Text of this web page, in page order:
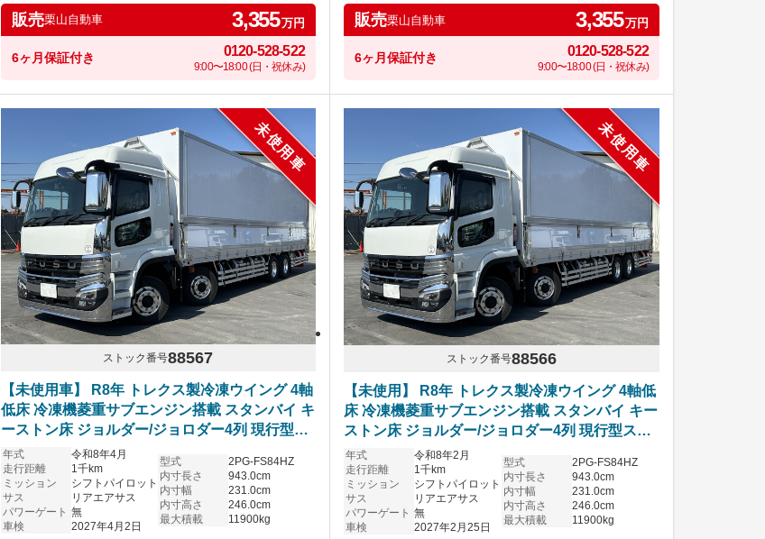
販売栗山自動車 3,355万円
6ヶ月保証付き 0120-528-522
9:00〜18:00 (日・祝休み)
販売栗山自動車 3,355万円
6ヶ月保証付き 0120-528-522
9:00〜18:00 (日・祝休み)
未使用車
ストック番号88567
【未使用車】 R8年 トレクス製冷凍ウイング 4軸
低床 冷凍機菱重サブエンジン搭載 スタンバイ キ
ーストン床 ジョルダー/ジョロダー4列 現行型ス
ーパーグレート ハイルーフ リアエアサス アルミ
ホイール シフトパイロット 6R20エンジン 車検
付き
年式
令和8年4月
走行距離
1千km
ミッション
シフトパイロット
サス
リアエアサス
パワーゲート 無
車検
2027年4月2日
型式
2PG-FS84HZ
内寸長さ
943.0cm
内寸幅
231.0cm
内寸高さ
246.0cm
最大積載
11900kg
未使用車
ストック番号88566
【未使用】 R8年 トレクス製冷凍ウイング 4軸低
床 冷凍機菱重サブエンジン搭載 スタンバイ キー
ストン床 ジョルダー/ジョロダー4列 現行型スー
パーグレート ハイルーフ リアエアサス アルミホ
イール シフトパイロット 6R20エンジン 車検付
き
年式
令和8年2月
走行距離
1千km
ミッション
シフトパイロット
サス
リアエアサス
パワーゲート 無
車検
2027年2月25日
型式
2PG-FS84HZ
内寸長さ
943.0cm
内寸幅
231.0cm
内寸高さ
246.0cm
最大積載
11900kg